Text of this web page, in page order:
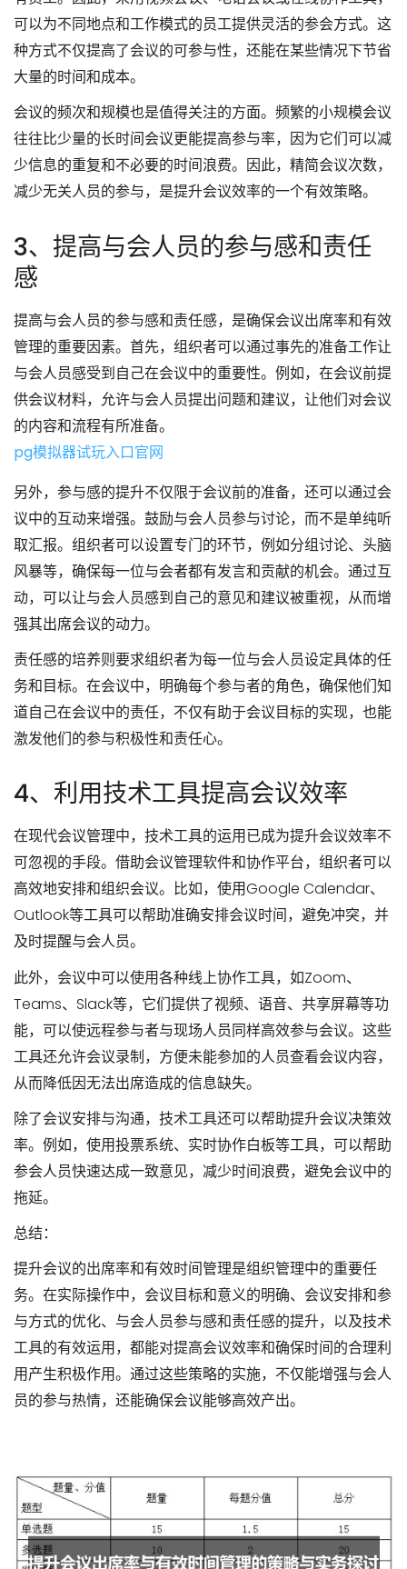
可以为不同地点和工作模式的员工提供灵活的参会方式。这
种方式不仅提高了会议的可参与性，还能在某些情况下节省
大量的时间和成本。
会议的频次和规模也是值得关注的方面。频繁的小规模会议
往往比少量的长时间会议更能提高参与率，因为它们可以减
少信息的重复和不必要的时间浪费。因此，精简会议次数，
减少无关人员的参与，是提升会议效率的一个有效策略。
3、提高与会人员的参与感和责任
感
提高与会人员的参与感和责任感，是确保会议出席率和有效
管理的重要因素。首先，组织者可以通过事先的准备工作让
与会人员感受到自己在会议中的重要性。例如，在会议前提
供会议材料，允许与会人员提出问题和建议，让他们对会议
的内容和流程有所准备。
pg模拟器试玩入口官网
另外，参与感的提升不仅限于会议前的准备，还可以通过会
议中的互动来增强。鼓励与会人员参与讨论，而不是单纯听
取汇报。组织者可以设置专门的环节，例如分组讨论、头脑
风暴等，确保每一位与会者都有发言和贡献的机会。通过互
动，可以让与会人员感到自己的意见和建议被重视，从而增
强其出席会议的动力。
责任感的培养则要求组织者为每一位与会人员设定具体的任
务和目标。在会议中，明确每个参与者的角色，确保他们知
道自己在会议中的责任，不仅有助于会议目标的实现，也能
激发他们的参与积极性和责任心。
4、利用技术工具提高会议效率
在现代会议管理中，技术工具的运用已成为提升会议效率不
可忽视的手段。借助会议管理软件和协作平台，组织者可以
高效地安排和组织会议。比如，使用Google Calendar、
Outlook等工具可以帮助准确安排会议时间，避免冲突，并
及时提醒与会人员。
此外，会议中可以使用各种线上协作工具，如Zoom、
Teams、Slack等，它们提供了视频、语音、共享屏幕等功
能，可以使远程参与者与现场人员同样高效参与会议。这些
工具还允许会议录制，方便未能参加的人员查看会议内容，
从而降低因无法出席造成的信息缺失。
除了会议安排与沟通，技术工具还可以帮助提升会议决策效
率。例如，使用投票系统、实时协作白板等工具，可以帮助
参会人员快速达成一致意见，减少时间浪费，避免会议中的
拖延。
总结：
提升会议的出席率和有效时间管理是组织管理中的重要任
务。在实际操作中，会议目标和意义的明确、会议安排和参
与方式的优化、与会人员参与感和责任感的提升，以及技术
工具的有效运用，都能对提高会议效率和确保时间的合理利
用产生积极作用。通过这些策略的实施，不仅能增强与会人
员的参与热情，还能确保会议能够高效产出。